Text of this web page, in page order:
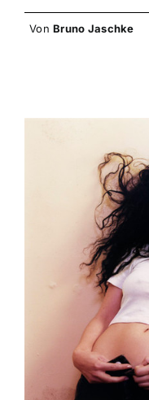
VonBruno Jaschke